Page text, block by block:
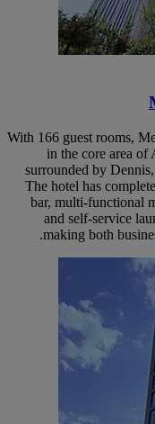
With 166 guest rooms,
in the core area
surrounded by
The hotel has
bar, multi-functional
and self-service
making both